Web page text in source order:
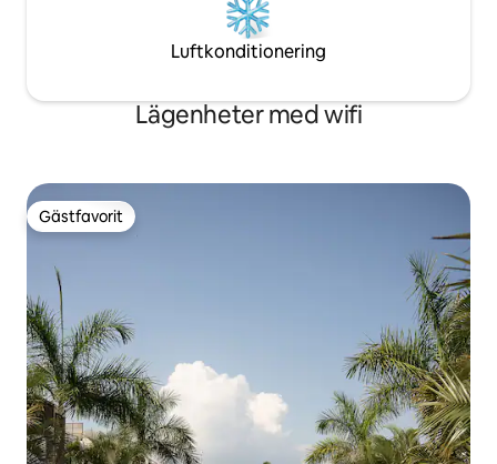
Luftkonditionering
Lägenheter med wifi
Gästfavorit
Gästfavorit